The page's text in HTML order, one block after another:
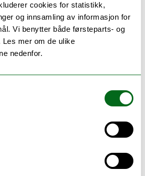
cookies for statistikk,
og innsamling av informasjon for
Vi benytter både førsteparts- og
mer om de ulike
nedenfor.
høre fra deg og utforske
samarbeide for å styrke
din bedrift!
2025 rev2